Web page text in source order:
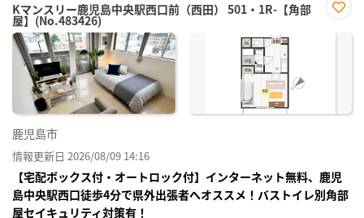
Kマンスリー鹿児島中央駅西口前（西田） 501・1R-【角部
屋】(No.483426)
に入
鹿児島市
情報更新日 2026/08/09 14:16
【宅配ボックス付・オートロック付】インターネット無料、鹿児
島中央駅西口徒歩4分で県外出張者へオススメ！バストイレ別角部
屋セイキュリティ対策有！